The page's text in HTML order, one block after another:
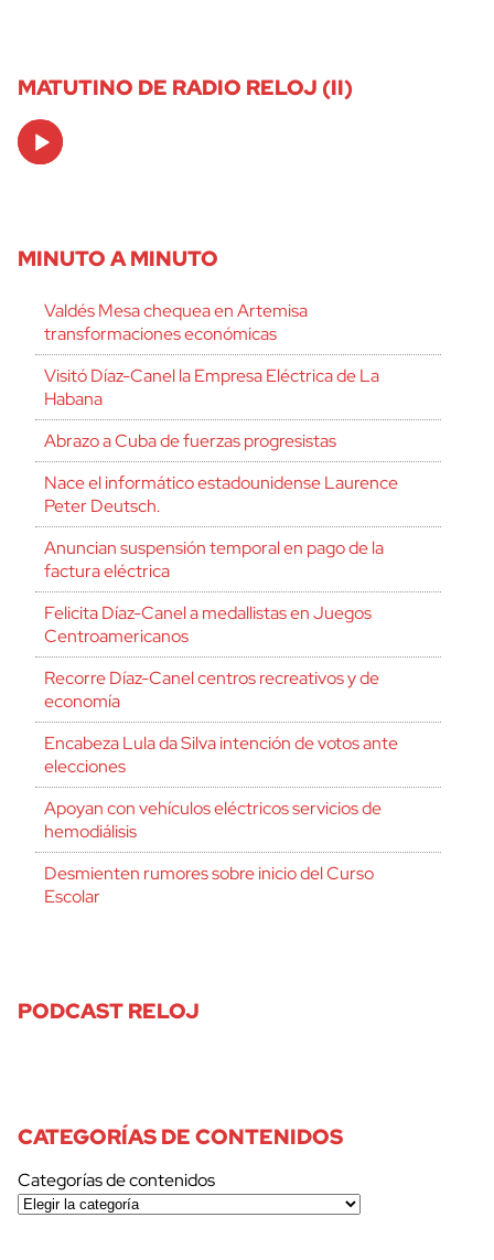
MATUTINO DE RADIO RELOJ (II)
Audio
Player
MINUTO A MINUTO
Valdés Mesa chequea en Artemisa
transformaciones económicas
Visitó Díaz-Canel la Empresa Eléctrica de La
Habana
Abrazo a Cuba de fuerzas progresistas
Nace el informático estadounidense Laurence
Peter Deutsch.
Anuncian suspensión temporal en pago de la
factura eléctrica
Felicita Díaz-Canel a medallistas en Juegos
Centroamericanos
Recorre Díaz-Canel centros recreativos y de
economía
Encabeza Lula da Silva intención de votos ante
elecciones
Apoyan con vehículos eléctricos servicios de
hemodiálisis
Desmienten rumores sobre inicio del Curso
Escolar
PODCAST RELOJ
CATEGORÍAS DE CONTENIDOS
Categorías de contenidos